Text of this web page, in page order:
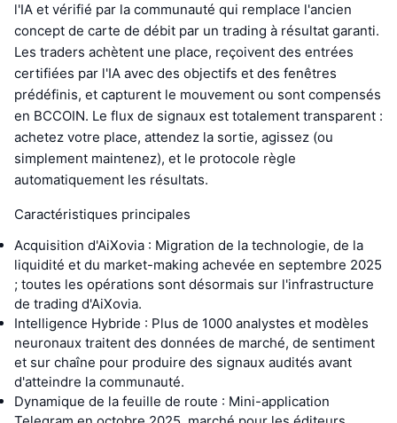
l'IA et vérifié par la communauté qui remplace l'ancien
concept de carte de débit par un trading à résultat garanti.
Les traders achètent une place, reçoivent des entrées
certifiées par l'IA avec des objectifs et des fenêtres
prédéfinis, et capturent le mouvement ou sont compensés
en BCCOIN. Le flux de signaux est totalement transparent :
achetez votre place, attendez la sortie, agissez (ou
simplement maintenez), et le protocole règle
automatiquement les résultats.
Caractéristiques principales
Acquisition d'AiXovia : Migration de la technologie, de la
liquidité et du market-making achevée en septembre 2025
; toutes les opérations sont désormais sur l'infrastructure
de trading d'AiXovia.
Intelligence Hybride : Plus de 1000 analystes et modèles
neuronaux traitent des données de marché, de sentiment
et sur chaîne pour produire des signaux audités avant
d'atteindre la communauté.
Dynamique de la feuille de route : Mini-application